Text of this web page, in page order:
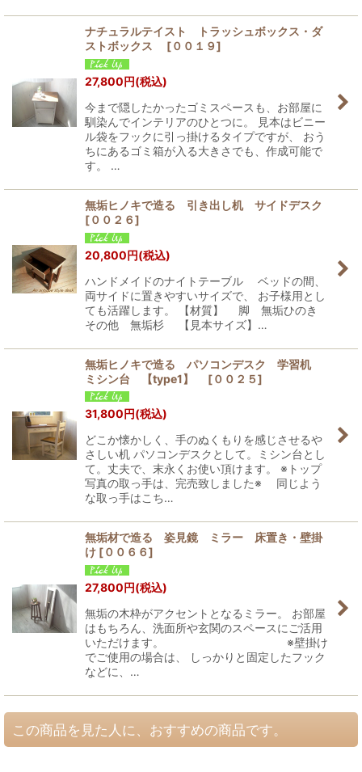
ナチュラルテイスト トラッシュボックス・ダ
ストボックス
[００１９]
27,800円(税込)
今まで隠したかったゴミスペースも、お部屋に
馴染んでインテリアのひとつに。 見本はビニー
ル袋をフックに引っ掛けるタイプですが、 おう
ちにあるゴミ箱が入る大きさでも、作成可能で
す。 …
無垢ヒノキで造る 引き出し机 サイドデスク
[００２６]
20,800円(税込)
ハンドメイドのナイトテーブル ベッドの間、
両サイドに置きやすいサイズで、 お子様用とし
ても活躍します。 【材質】 脚 無垢ひのき
その他 無垢杉 【見本サイズ】…
無垢ヒノキで造る パソコンデスク 学習机
ミシン台 【type1】
[００２５]
31,800円(税込)
どこか懐かしく、手のぬくもりを感じさせるや
さしい机 パソコンデスクとして。ミシン台とし
て。丈夫で、末永くお使い頂けます。 ※トップ
写真の取っ手は、完売致しました※ 同じよう
な取っ手はこち…
無垢材で造る 姿見鏡 ミラー 床置き・壁掛
け [００６６]
27,800円(税込)
無垢の木枠がアクセントとなるミラー。 お部屋
はもちろん、洗面所や玄関のスペースにご活用
いただけます。 ※壁掛け
でご使用の場合は、 しっかりと固定したフック
などに、…
この商品を見た人に、おすすめの商品です。